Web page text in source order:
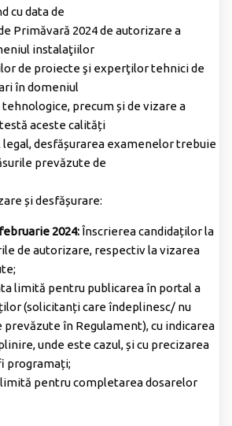
cu data de
Primăvară 2024 de autorizare a
instalaţiilor
de proiecte şi experţilor tehnici de
în domeniul
precum și de vizare a
aceste calități
legal, desfășurarea examenelor trebuie
prevăzute de
și desfășurare:
2024:Înscrierea candidaților la
de autorizare, respectiv la vizarea
limită pentru publicarea în portal a
(solicitanți care îndeplinesc/ nu
în Regulament), cu indicarea
unde este cazul, și cu precizarea
programați;
pentru completarea dosarelor